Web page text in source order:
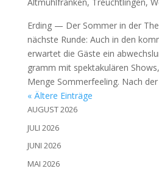
Altmühlfranken, Treuchtlingen,
Erding — Der Som­mer in der
nächs­te Run­de: Auch in den
erwar­tet die Gäs­te ein
gramm mit spek­ta­ku­lä­ren
Men­ge Som­mer­fee­ling. Nach
« Ältere Einträge
AUGUST 2026
JULI 2026
JUNI 2026
MAI 2026